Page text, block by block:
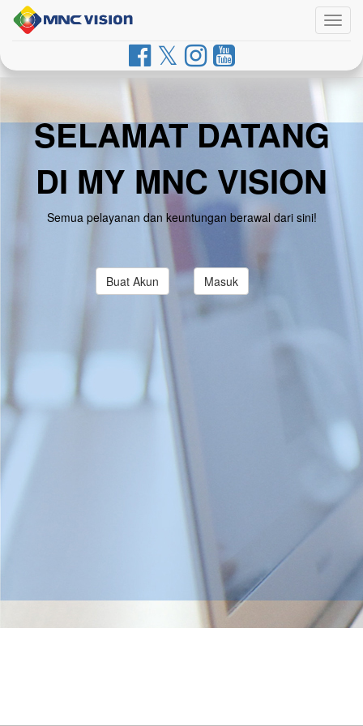
SELAMAT DATANG
DI MY MNC VISION
Semua pelayanan dan keuntungan berawal dari sini!
Buat Akun Masuk